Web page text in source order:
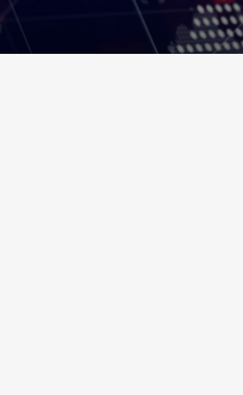
Clause de non-responsabilité